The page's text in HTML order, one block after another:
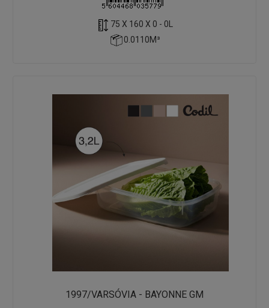
75 X 160 X 0 - 0L
0.0110M³
1997/VARSÓVIA - BAYONNE GM